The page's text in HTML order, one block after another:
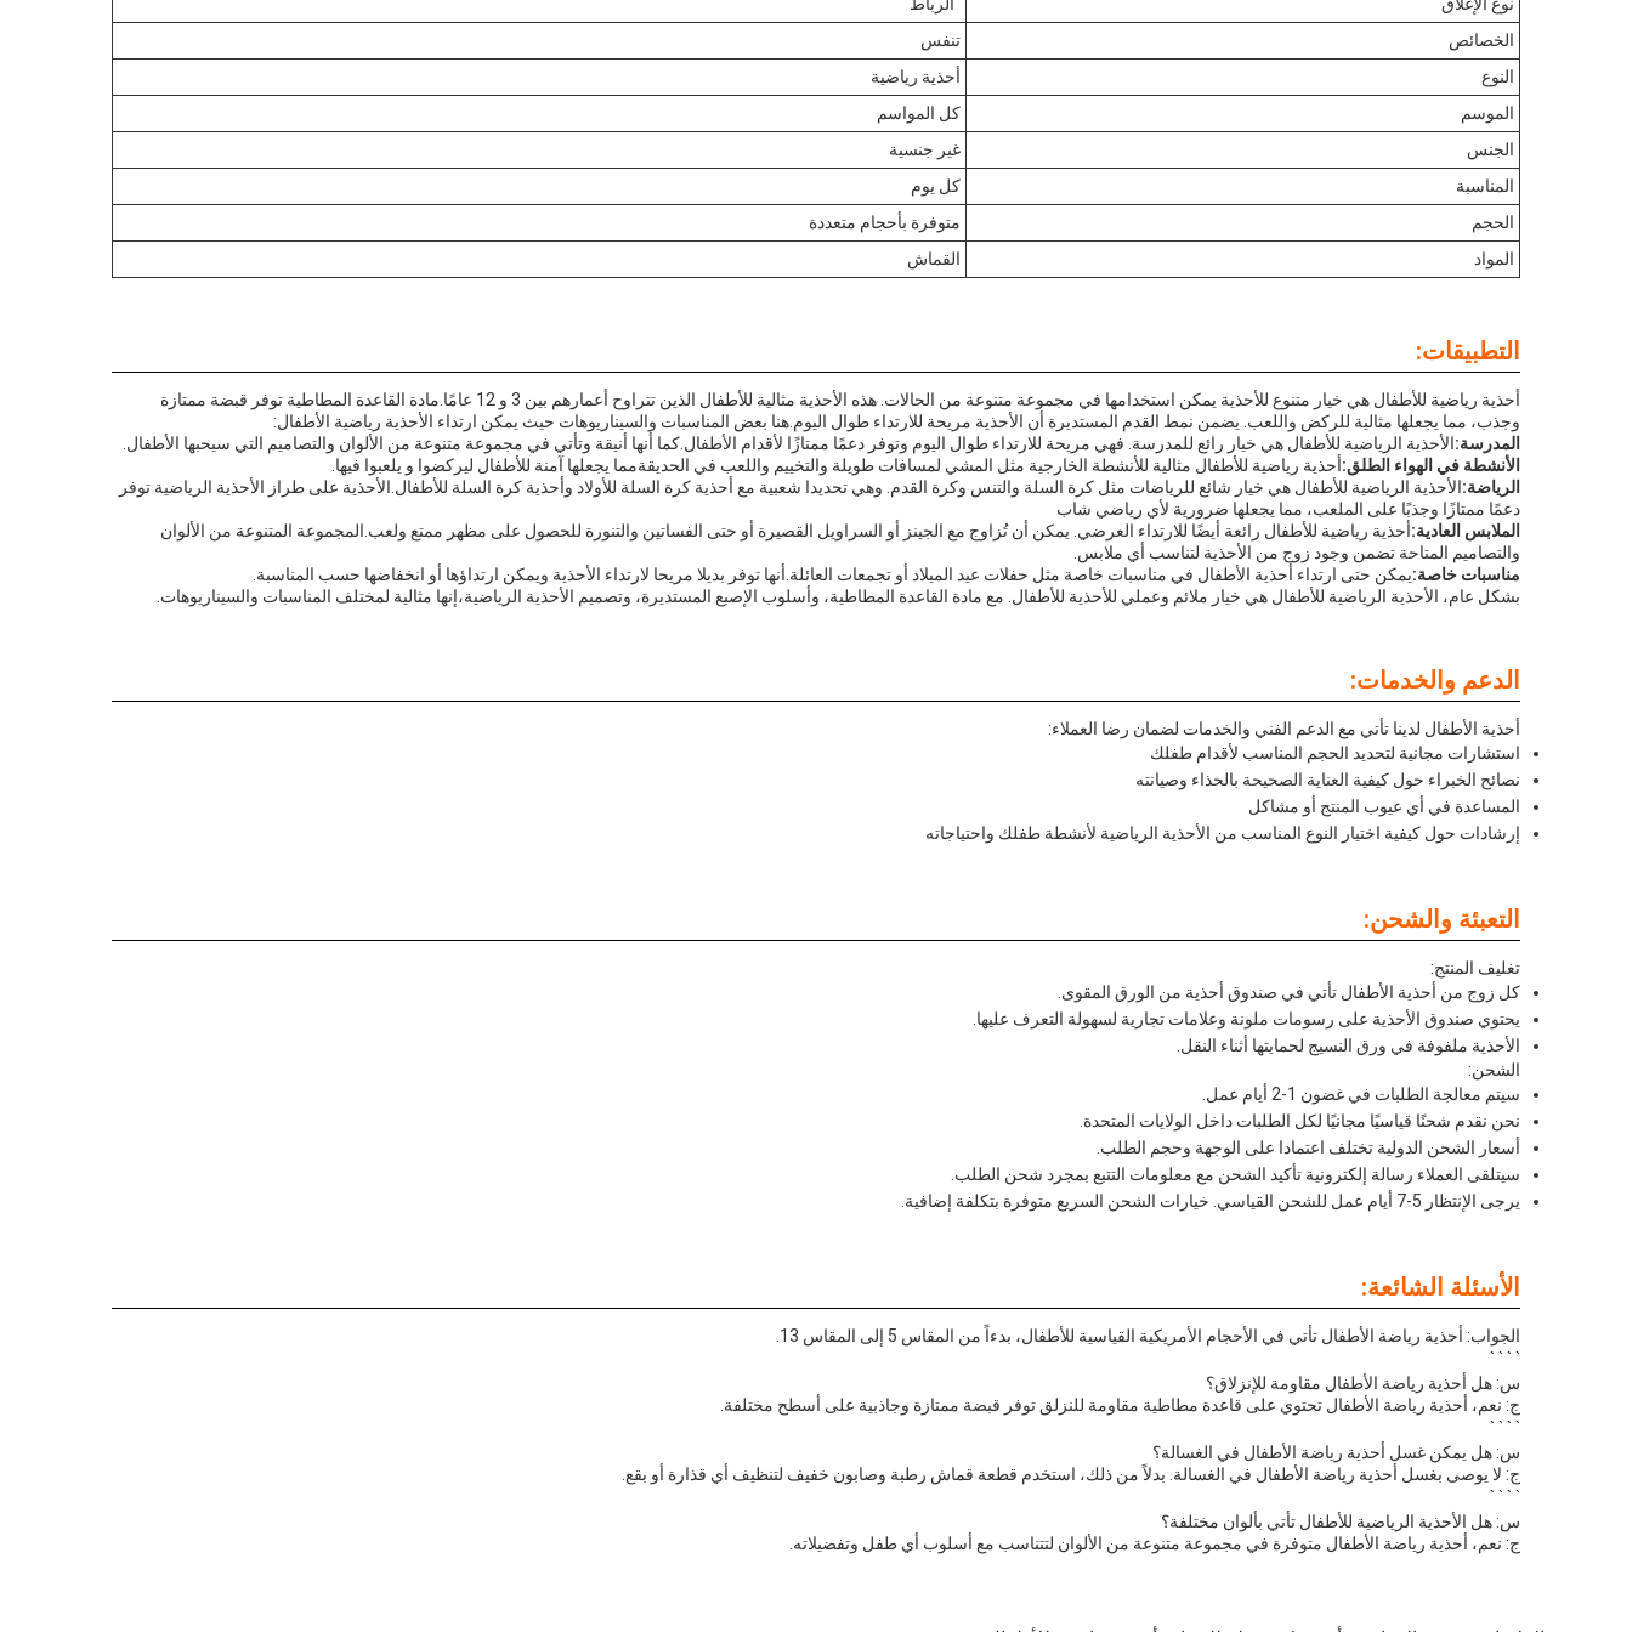
الخصائص
تنفس
النوع
أحذية رياضية
الموسم
كل المواسم
الجنس
غير جنسية
المناسبة
كل يوم
الحجم
متوفرة بأحجام متعددة
المواد
القماش
التطبيقات:
أحذية رياضية للأطفال هي خيار متنوع للأحذية يمكن استخدامها في مجموعة متنوعة من الحالات. هذه الأحذية مثالية للأطفال الذين تتراوح أعمارهم بين 3 و 12 عامًا.مادة القاعدة المطاطية توفر قبضة ممتازة
وجذب، مما يجعلها مثالية للركض واللعب. يضمن نمط القدم المستديرة أن الأحذية مريحة للارتداء طوال اليوم.هنا بعض المناسبات والسيناريوهات حيث يمكن ارتداء الأحذية رياضية الأطفال:
المدرسة:الأحذية الرياضية للأطفال هي خيار رائع للمدرسة. فهي مريحة للارتداء طوال اليوم وتوفر دعمًا ممتازًا لأقدام الأطفال.كما أنها أنيقة وتأتي في مجموعة متنوعة من الألوان والتصاميم التي سيحبها الأطفال.
الأنشطة في الهواء الطلق:أحذية رياضية للأطفال مثالية للأنشطة الخارجية مثل المشي لمسافات طويلة والتخييم واللعب في الحديقةمما يجعلها آمنة للأطفال ليركضوا و يلعبوا فيها.
الرياضة:الأحذية الرياضية للأطفال هي خيار شائع للرياضات مثل كرة السلة والتنس وكرة القدم. وهي تحديدا شعبية مع أحذية كرة السلة للأولاد وأحذية كرة السلة للأطفال.الأحذية على طراز الأحذية الرياضية توفر
دعمًا ممتازًا وجذبًا على الملعب، مما يجعلها ضرورية لأي رياضي شاب
الملابس العادية:أحذية رياضية للأطفال رائعة أيضًا للارتداء العرضي. يمكن أن تُزاوج مع الجينز أو السراويل القصيرة أو حتى الفساتين والتنورة للحصول على مظهر ممتع ولعب.المجموعة المتنوعة من الألوان
والتصاميم المتاحة تضمن وجود زوج من الأحذية لتناسب أي ملابس.
مناسبات خاصة:يمكن حتى ارتداء أحذية الأطفال في مناسبات خاصة مثل حفلات عيد الميلاد أو تجمعات العائلة.أنها توفر بديلا مريحا لارتداء الأحذية ويمكن ارتداؤها أو انخفاضها حسب المناسبة.
بشكل عام، الأحذية الرياضية للأطفال هي خيار ملائم وعملي للأحذية للأطفال. مع مادة القاعدة المطاطية، وأسلوب الإصبع المستديرة، وتصميم الأحذية الرياضية،إنها مثالية لمختلف المناسبات والسيناريوهات.
الدعم والخدمات:
أحذية الأطفال لدينا تأتي مع الدعم الفني والخدمات لضمان رضا العملاء:
استشارات مجانية لتحديد الحجم المناسب لأقدام طفلك
نصائح الخبراء حول كيفية العناية الصحيحة بالحذاء وصيانته
المساعدة في أي عيوب المنتج أو مشاكل
إرشادات حول كيفية اختيار النوع المناسب من الأحذية الرياضية لأنشطة طفلك واحتياجاته
التعبئة والشحن:
تغليف المنتج:
كل زوج من أحذية الأطفال تأتي في صندوق أحذية من الورق المقوى.
يحتوي صندوق الأحذية على رسومات ملونة وعلامات تجارية لسهولة التعرف عليها.
الأحذية ملفوفة في ورق النسيج لحمايتها أثناء النقل.
الشحن:
سيتم معالجة الطلبات في غضون 1-2 أيام عمل.
نحن نقدم شحنًا قياسيًا مجانيًا لكل الطلبات داخل الولايات المتحدة.
أسعار الشحن الدولية تختلف اعتمادا على الوجهة وحجم الطلب.
سيتلقى العملاء رسالة إلكترونية تأكيد الشحن مع معلومات التتبع بمجرد شحن الطلب.
يرجى الإنتظار 5-7 أيام عمل للشحن القياسي. خيارات الشحن السريع متوفرة بتكلفة إضافية.
الأسئلة الشائعة:
الجواب: أحذية رياضة الأطفال تأتي في الأحجام الأمريكية القياسية للأطفال، بدءاً من المقاس 5 إلى المقاس 13.
` ` ` `
س: هل أحذية رياضة الأطفال مقاومة للإنزلاق؟
ج: نعم، أحذية رياضة الأطفال تحتوي على قاعدة مطاطية مقاومة للنزلق توفر قبضة ممتازة وجاذبية على أسطح مختلفة.
` ` ` `
س: هل يمكن غسل أحذية رياضة الأطفال في الغسالة؟
ج: لا يوصى بغسل أحذية رياضة الأطفال في الغسالة. بدلاً من ذلك، استخدم قطعة قماش رطبة وصابون خفيف لتنظيف أي قذارة أو بقع.
` ` ` `
س: هل الأحذية الرياضية للأطفال تأتي بألوان مختلفة؟
ج: نعم، أحذية رياضة الأطفال متوفرة في مجموعة متنوعة من الألوان لتتناسب مع أسلوب أي طفل وتفضيلاته.